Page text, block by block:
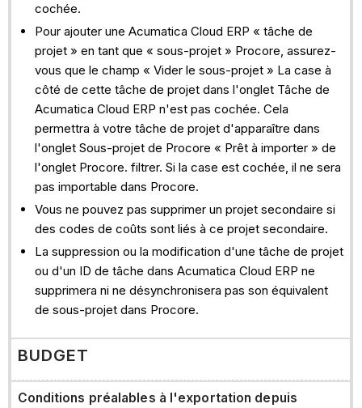
cochée.
Pour ajouter une Acumatica Cloud ERP « tâche de
projet » en tant que « sous-projet » Procore, assurez-
vous que le champ « Vider le sous-projet » La case à
côté de cette tâche de projet dans l'onglet Tâche de
Acumatica Cloud ERP n'est pas cochée. Cela
permettra à votre tâche de projet d'apparaître dans
l'onglet Sous-projet de Procore « Prêt à importer » de
l'onglet Procore. filtrer. Si la case est cochée, il ne sera
pas importable dans Procore.
Vous ne pouvez pas supprimer un projet secondaire si
des codes de coûts sont liés à ce projet secondaire.
La suppression ou la modification d'une tâche de projet
ou d'un ID de tâche dans Acumatica Cloud ERP ne
supprimera ni ne désynchronisera pas son équivalent
de sous-projet dans Procore.
BUDGET
Conditions préalables à l'exportation depuis